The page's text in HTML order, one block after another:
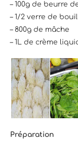
– 100g de beurre
– 1/2 verre de
– 800g de mâche
– 1L de crème
Préparation